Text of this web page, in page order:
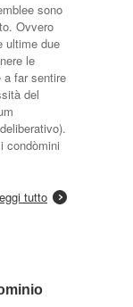
sono
Ovvero
ultime due
le
a far sentire
del
condòmini
tutto